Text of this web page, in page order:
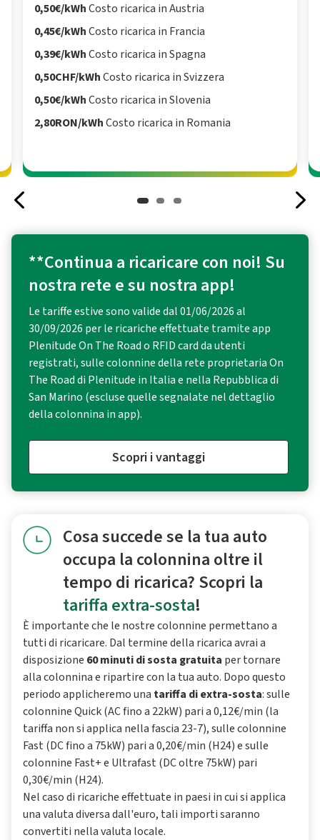
0,50€/kWhCosto ricarica in Austria
0,45€/kWhCosto ricarica in Francia
0,39€/kWhCosto ricarica in Spagna
0,50CHF/kWhCosto ricarica in Svizzera
0,50€/kWhCosto ricarica in Slovenia
2,80RON/kWhCosto ricarica in Romania
**Continua a ricaricare con noi! Su
nostra rete e su nostra app!
Le tariffe estive sono valide dal 01/06/2026 al
30/09/2026 per le ricariche effettuate tramite app
Plenitude On The Road o RFID card da utenti
registrati, sulle colonnine della rete proprietaria On
The Road di Plenitude in Italia e nella Repubblica di
San Marino (escluse quelle segnalate nel dettaglio
della colonnina in app).
Scopri i vantaggi
Cosa succede se la tua auto
occupa la colonnina oltre il
tempo di ricarica? Scopri la
tariffa extra-sosta!
È importante che le nostre colonnine permettano a
tutti di ricaricare. Dal termine della ricarica avrai a
disposizione 60 minuti di sosta gratuita per tornare
alla colonnina e ripartire con la tua auto. Dopo questo
periodo applicheremo una tariffa di extra-sosta: sulle
colonnine Quick (AC fino a 22kW) pari a 0,12€/min (la
tariffa non si applica nella fascia 23-7), sulle colonnine
Fast (DC fino a 75kW) pari a 0,20€/min (H24) e sulle
colonnine Fast+ e Ultrafast (DC oltre 75kW) pari
0,30€/min (H24).
Nel caso di ricariche effettuate in paesi in cui si applica
una valuta diversa dall'euro, tali importi saranno
convertiti nella valuta locale.